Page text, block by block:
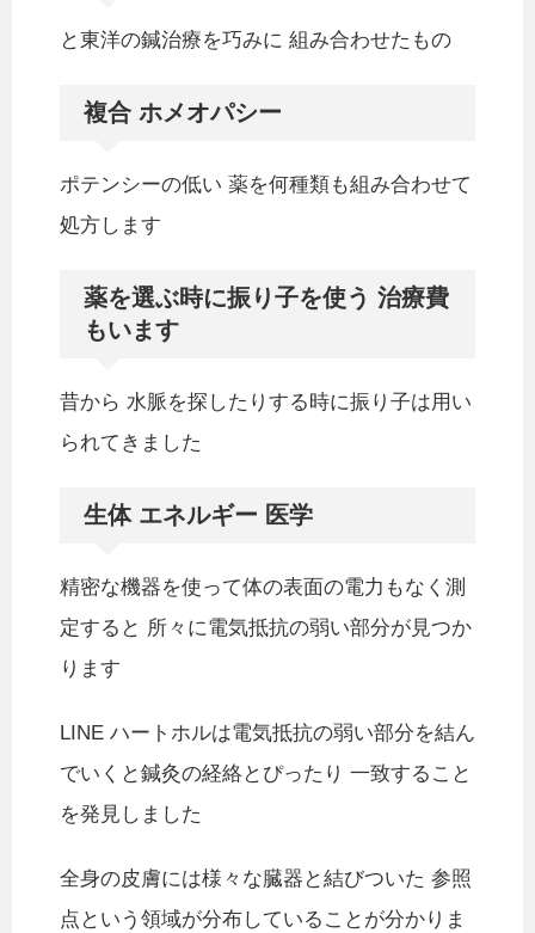
と東洋の鍼治療を巧みに 組み合わせたもの
複合 ホメオパシー
ポテンシーの低い 薬を何種類も組み合わせて
処方します
薬を選ぶ時に振り子を使う 治療費
もいます
昔から 水脈を探したりする時に振り子は用い
られてきました
生体 エネルギー 医学
精密な機器を使って体の表面の電力もなく測
定すると 所々に電気抵抗の弱い部分が見つか
ります
LINE ハートホルは電気抵抗の弱い部分を結ん
でいくと鍼灸の経絡とぴったり 一致すること
を発見しました
全身の皮膚には様々な臓器と結びついた 参照
点という領域が分布していることが分かりま